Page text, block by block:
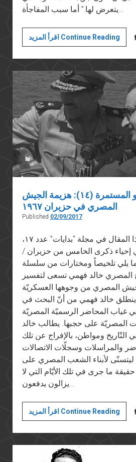
يتعرض لها.” أما سبب المفاجأة…
اقرأ المزيد Continue Reading
يونيو
(١١):
هزيمة يونيو المستمرة (١٤): هزيمة الجيش
المصري في حزيران ١٩٦٧
Published 02/09/2017
ملحوظة: نُشر هذا المقال في مجلة “بدايات” عدد ١٧،
في إحياء ذكرى الخامس من حزيران /
يلي تلخيصاً ومختارات من سلسلة
المصري خالد فهمي تسعى لتفسير
المصري من وجوهها العسكريّة
ينطلق خالد فهمي من أنّ البحث في
غياب المحاضر الرسميّة المصريّة
المصريّة على حجبها. يطالب خالد
ومواطن، بالإفراج عن تلك
والمراسلات وسجلّات الاتصالات
ليتسنّى لأبناء الشعب المصري على
ما جرى في تلك الأيّام التي لا
يزالون يدفعون…
اقرأ المزيد Continue Reading
يونيو
(١٤):